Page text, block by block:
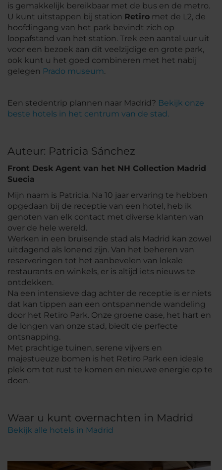
is gemakkelijk bereikbaar met de bus en de metro.
U kunt uitstappen bij station Retiro met de L2, de
hoofdingang van het park bevindt zich op
loopafstand van het station. Trek een aantal uur uit
voor een bezoek aan dit veelzijdige en grote park,
ook kunt u het goed combineren met het nabij
gelegen Prado museum.
Een stedentrip plannen naar Madrid? Bekijk onze
beste hotels in het centrum van de stad.
Auteur: Patricia Sánchez
Front Desk Agent van het NH Collection Madrid
Suecia
Mijn naam is Patricia. Na 10 jaar ervaring te hebben
opgedaan bij de receptie van een hotel, heb ik
genoten van elk contact met diverse klanten van
over de hele wereld.
Werken in een bruisende stad als Madrid kan zowel
uitdagend als lonend zijn. Van het beheren van
reserveringen tot het aanbevelen van lokale
restaurants en winkels, er is altijd iets nieuws te
ontdekken.
Na een intensieve dag achter de receptie is er niets
dat kan tippen aan een ontspannende wandeling
door het Retiro Park. Onze groene oase, het hart en
de longen van onze stad, biedt de perfecte
ontsnapping.
Met prachtige tuinen, serene vijvers en
majestueuze bomen is het Retiro Park een ideale
plek om tot rust te komen en nieuwe energie op te
doen.
Waar u kunt overnachten in Madrid
Bekijk alle hotels in Madrid